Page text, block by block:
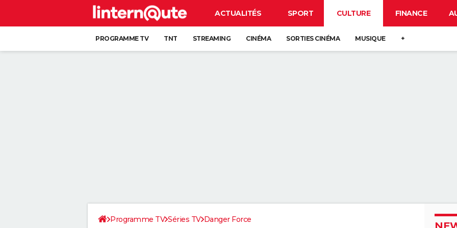
ACTUALITÉS SPORT CULTURE FINANCE
PROGRAMME TV TNT STREAMING CINÉMA SORTIES CINÉMA MUSIQUE +
Programme TV Séries TV Danger Force